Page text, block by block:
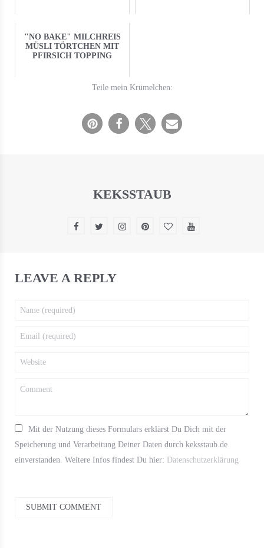
"NO BAKE" MILCHREIS
MÜSLI TÖRTCHEN MIT
PFIRSICH TOPPING
Teile mein Krümelchen:
KEKSSTAUB
LEAVE A REPLY
Mit der Nutzung dieses Formulars erklärst Du Dich mit der
Speicherung und Verarbeitung Deiner Daten durch keksstaub.de
einverstanden. Weitere Infos findest Du hier: Datenschutzerklärung
SUBMIT COMMENT